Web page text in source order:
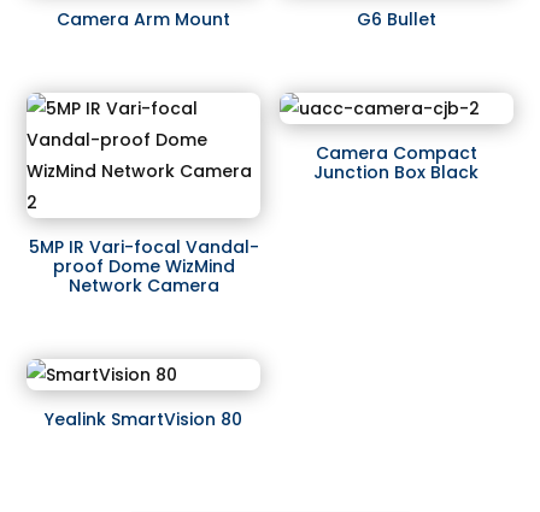
Camera Arm Mount G6 Bullet
5MP IR Vari-focal Vandal-
proof Dome WizMind
Network Camera
Camera Compact
Junction Box Black
Yealink SmartVision 80